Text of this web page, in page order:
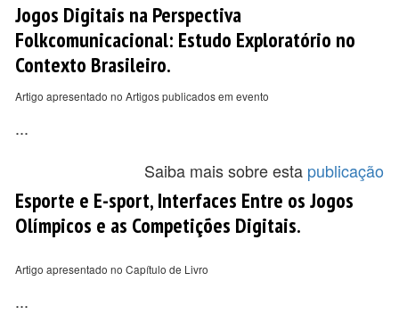
Jogos Digitais na Perspectiva
Folkcomunicacional: Estudo Exploratório no
Contexto Brasileiro.
Artigo apresentado no Artigos publicados em evento
...
Saiba mais sobre esta publicação
Esporte e E-sport, Interfaces Entre os Jogos
Olímpicos e as Competições Digitais.
Artigo apresentado no Capítulo de Livro
...